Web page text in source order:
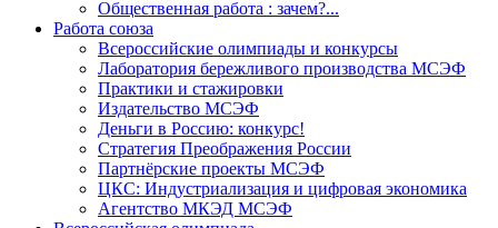
Общественная работа : зачем?...
Работа союза
Всероссийские олимпиады и конкурсы
Лаборатория бережливого производства МСЭФ
Практики и стажировки
Издательство МСЭФ
Деньги в Россию: конкурс!
Стратегия Преображения России
Партнёрские проекты МСЭФ
ЦКС: Индустриализация и цифровая экономика
Агентство МКЭД МСЭФ